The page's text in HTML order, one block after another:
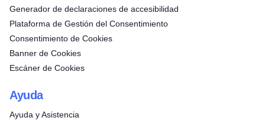
Generador de declaraciones de accesibilidad
Plataforma de Gestión del Consentimiento
Consentimiento de Cookies
Banner de Cookies
Escáner de Cookies
Ayuda
Ayuda y Asistencia